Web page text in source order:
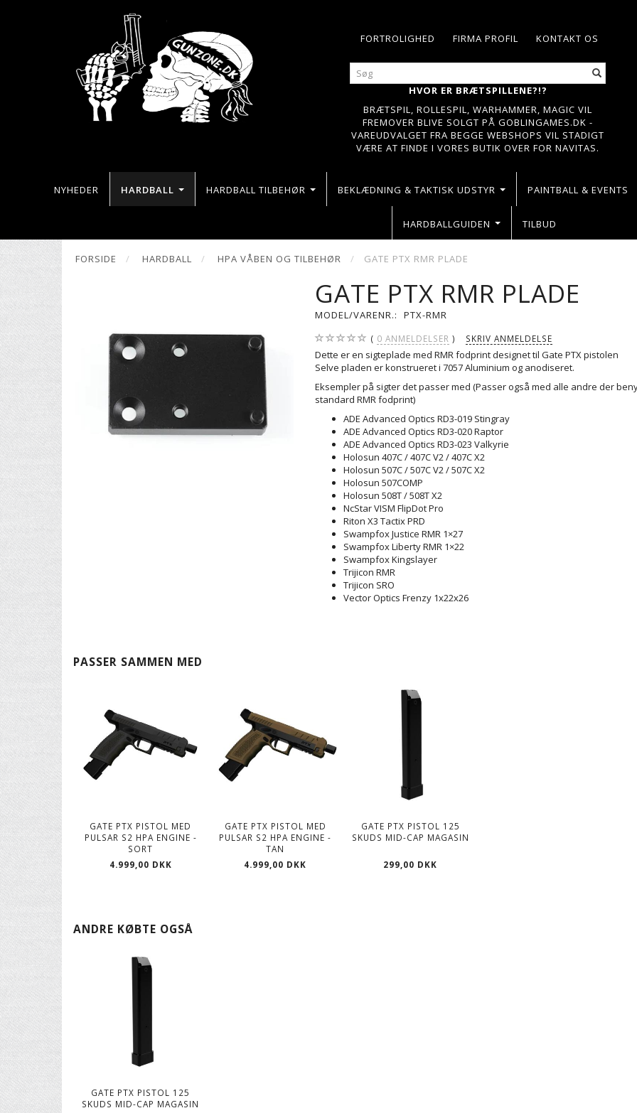
KONTAKT OS
FIRMA PROFIL
FORTROLIGHED
HVOR ER BRÆTSPILLENE?!?
BRÆTSPIL, ROLLESPIL, WARHAMMER, MAGIC VIL
FREMOVER BLIVE SOLGT PÅ GOBLINGAMES.DK -
VAREUDVALGET FRA BEGGE WEBSHOPS VIL STADIGT
VÆRE AT FINDE I VORES BUTIK OVER FOR NAVITAS.
NYHEDER HARDBALL HARDBALL TILBEHØR BEKLÆDNING & TAKTISK UDSTYR PAINTBALL & EVENTS
HARDBALLGUIDEN TILBUD
FORSIDE HARDBALL HPA VÅBEN OG TILBEHØR GATE PTX RMR PLADE
GATE PTX RMR PLADE
MODEL/VARENR.: PTX-RMR
0 ANMELDELSER SKRIV ANMELDELSE
Dette er en sigteplade med RMR fodprint designet til Gate PTX pistolen
Selve pladen er konstrueret i 7057 Aluminium og anodiseret.
Eksempler på sigter det passer med (Passer også med alle andre der
standard RMR fodprint)
ADE Advanced Optics RD3-019 Stingray
ADE Advanced Optics RD3-020 Raptor
ADE Advanced Optics RD3-023 Valkyrie
Holosun 407C / 407C V2 / 407C X2
Holosun 507C / 507C V2 / 507C X2
Holosun 507COMP
Holosun 508T / 508T X2
NcStar VISM FlipDot Pro
Riton X3 Tactix PRD
Swampfox Justice RMR 1×27
Swampfox Liberty RMR 1×22
Swampfox Kingslayer
Trijicon RMR
Trijicon SRO
Vector Optics Frenzy 1x22x26
PASSER SAMMEN MED
GATE PTX PISTOL MED
PULSAR S2 HPA ENGINE -
SORT
4.999,00 DKK
GATE PTX PISTOL MED
PULSAR S2 HPA ENGINE -
TAN
4.999,00 DKK
GATE PTX PISTOL 125
SKUDS MID-CAP MAGASIN
299,00 DKK
ANDRE KØBTE OGSÅ
GATE PTX PISTOL 125
SKUDS MID-CAP MAGASIN